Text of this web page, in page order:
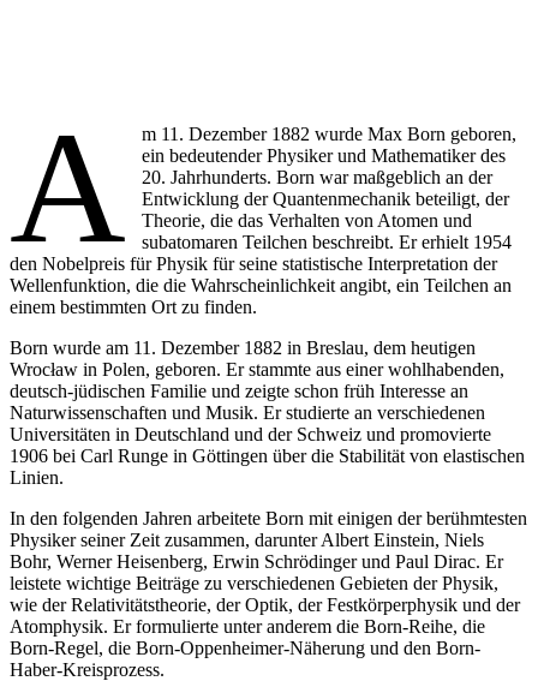
A
m 11. Dezember 1882 wurde Max Born geboren,
ein bedeutender Physiker und Mathematiker des
20. Jahrhunderts. Born war maßgeblich an der
Entwicklung der Quantenmechanik beteiligt, der
Theorie, die das Verhalten von Atomen und
subatomaren Teilchen beschreibt. Er erhielt 1954
den Nobelpreis für Physik für seine statistische Interpretation der
Wellenfunktion, die die Wahrscheinlichkeit angibt, ein Teilchen an
einem bestimmten Ort zu finden.
Born wurde am 11. Dezember 1882 in Breslau, dem heutigen
Wrocław in Polen, geboren. Er stammte aus einer wohlhabenden,
deutsch-jüdischen Familie und zeigte schon früh Interesse an
Naturwissenschaften und Musik. Er studierte an verschiedenen
Universitäten in Deutschland und der Schweiz und promovierte
1906 bei Carl Runge in Göttingen über die Stabilität von elastischen
Linien.
In den folgenden Jahren arbeitete Born mit einigen der berühmtesten
Physiker seiner Zeit zusammen, darunter Albert Einstein, Niels
Bohr, Werner Heisenberg, Erwin Schrödinger und Paul Dirac. Er
leistete wichtige Beiträge zu verschiedenen Gebieten der Physik,
wie der Relativitätstheorie, der Optik, der Festkörperphysik und der
Atomphysik. Er formulierte unter anderem die Born-Reihe, die
Born-Regel, die Born-Oppenheimer-Näherung und den Born-
Haber-Kreisprozess.